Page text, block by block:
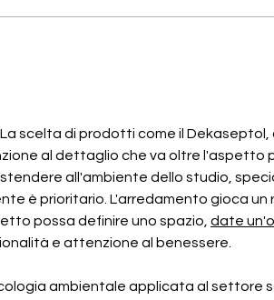
scelta di prodotti come il Dekaseptol,
al dettaglio che va oltre l'aspetto
all'ambiente dello studio,
è prioritario. L'arredamento gioca un
possa definire uno spazio, date
e attenzione al benessere.
ambientale applicata al settore